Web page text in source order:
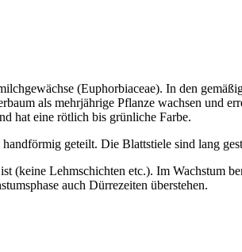
(Euphorbiaceae). In den
als mehrjährige Pflanze wachsen und
hat eine rötlich bis grünliche Farbe.
geteilt. Die Blattstiele sind lang
Lehmschichten etc.). Im Wachstum
auch Dürrezeiten überstehen.